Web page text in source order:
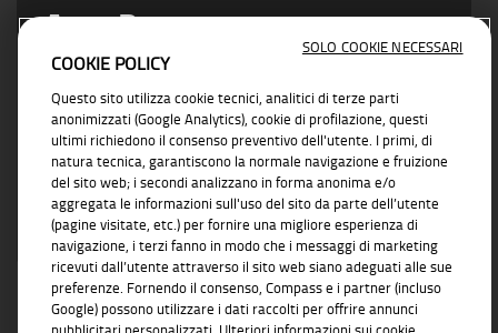
Area Partner
Vicino ad ogni esigenza di business con
soluzioni concrete e affidabili
COOKIE POLICY
Questo sito utilizza cookie tecnici, analitici di terze parti
anonimizzati (Google Analytics), cookie di profilazione, questi
ultimi richiedono il consenso preventivo dell'utente. I primi, di
natura tecnica, garantiscono la normale navigazione e fruizione
del sito web; i secondi analizzano in forma anonima e/o
aggregata le informazioni sull'uso del sito da parte dell’utente
(pagine visitate, etc.) per fornire una migliore esperienza di
navigazione, i terzi fanno in modo che i messaggi di marketing
ricevuti dall’utente attraverso il sito web siano adeguati alle sue
preferenze. Fornendo il consenso, Compass e i partner (incluso
Google) possono utilizzare i dati raccolti per offrire annunci
SOLO COOKIE NECESSARI